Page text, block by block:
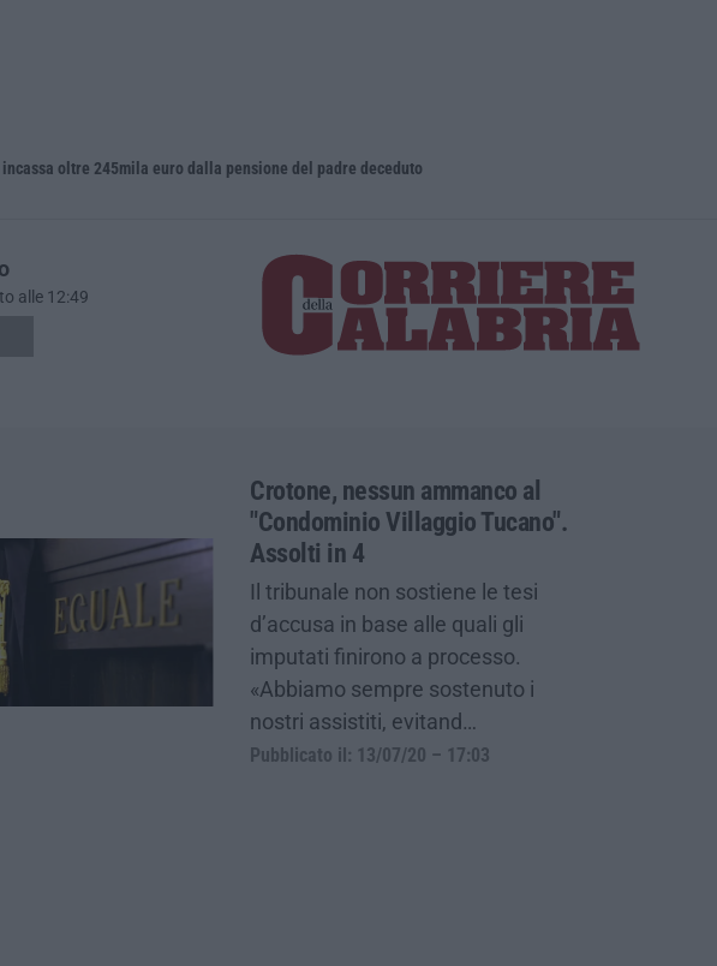
oltre 245mila euro dalla pensione del padre deceduto
alle 12:49
Crotone, nessun ammanco al
"Condominio Villaggio Tucano".
Assolti in 4
Il tribunale non sostiene le tesi
d’accusa in base alle quali gli
imputati finirono a processo.
«Abbiamo sempre sostenuto i
nostri assistiti, evitand…
Pubblicato il: 13/07/20 – 17:03